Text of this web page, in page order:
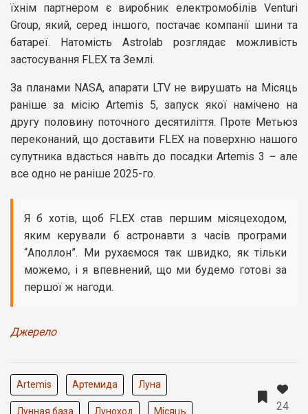
їхнім партнером є виробник електромобілів Venturi
Group, який, серед іншого, постачає компанії шини та
батареї. Натомість Astrolab розглядає можливість
застосування FLEX та Землі.
За планами NASA, апарати LTV не вирушать на Місяць
раніше за місію Artemis 5, запуск якої намічено на
другу половину поточного десятиліття. Проте Метьюз
переконаний, що доставити FLEX на поверхню нашого
супутника вдасться навіть до посадки Artemis 3 – але
все одно не раніше 2025-го.
Я б хотів, щоб FLEX став першим місяцеходом,
яким керували б астронавти з часів програми
“Аполлон”. Ми рухаємося так швидко, як тільки
можемо, і я впевнений, що ми будемо готові за
першої ж нагоди.
Джерело
Artemis Артемида Луна
Лунная база Луноход Місяць 24